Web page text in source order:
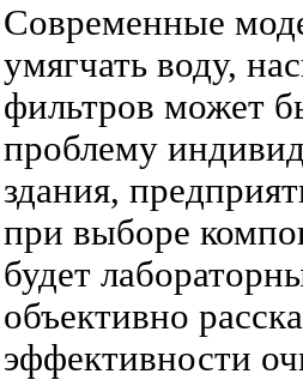
Современные
умягчать воду,
фильтров может
проблему
здания,
при выборе
будет
объективно
эффективности